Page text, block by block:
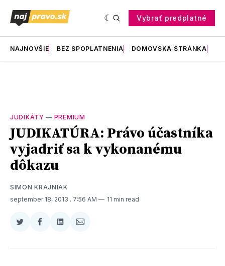
Vybrať predplatné
NAJNOVŠIE BEZ SPOPLATNENIA DOMOVSKÁ STRÁNKA
JUDIKÁTY — PREMIUM
JUDIKATÚRA: Právo účastníka
vyjadriť sa k vykonanému
dôkazu
SIMON KRAJNIAK
september 18, 2013 . 7:56 AM 11 min read
Zdieľať
Twitter
Zdieľať
Facebooku
Zdieľať
LinkedIne
Zdieľať
E-